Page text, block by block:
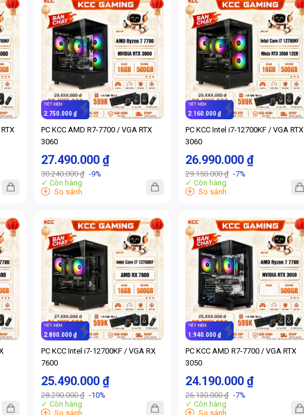
TIẾT KIỆM
2.750.000 ₫
PC KCC AMD R7-7700 / VGA RTX
3060
27.490.000 ₫
30.240.000 ₫ -9%
✓ Còn hàng
+ So sánh
TIẾT KIỆM
2.160.000 ₫
PC KCC Intel i7-12700KF / VGA RTX
3060
26.990.000 ₫
29.150.000 ₫ -7%
✓ Còn hàng
+ So sánh
TIẾT KIỆM
2.800.000 ₫
PC KCC Intel i7-12700KF / VGA RX
7600
25.490.000 ₫
28.290.000 ₫ -10%
✓ Còn hàng
+ So sánh
TIẾT KIỆM
1.940.000 ₫
PC KCC AMD R7-7700 / VGA RTX
3050
24.190.000 ₫
26.130.000 ₫ -7%
✓ Còn hàng
+ So sánh